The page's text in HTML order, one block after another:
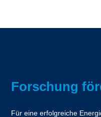
Forschung
Für eine erfolgreiche